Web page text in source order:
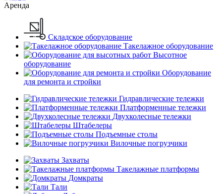
Аренда
Складское оборудование
Такелажное оборудование
Высотное
оборудование
Оборудование
для ремонта и стройки
Гидравлические тележки
Платформенные тележки
Двухколесные тележки
Штабелеры
Подъемные столы
Вилочные погрузчики
Захваты
Такелажные платформы
Домкраты
Тали